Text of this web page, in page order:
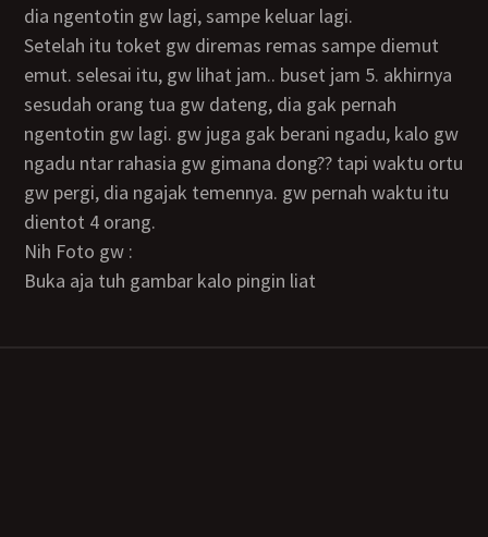
dia ngentotin gw lagi, sampe keluar lagi.
setelah itu toket gw diremas remas sampe diemut
emut. selesai itu, gw lihat jam.. buset jam 5. akhirnya
sesudah orang tua gw dateng, dia gak pernah
ngentotin gw lagi. gw juga gak berani ngadu, kalo gw
ngadu ntar rahasia gw gimana dong?? tapi waktu ortu
gw pergi, dia ngajak temennya. gw pernah waktu itu
dientot 4 orang.
Nih Foto gw :
buka aja tuh gambar kalo pingin liat